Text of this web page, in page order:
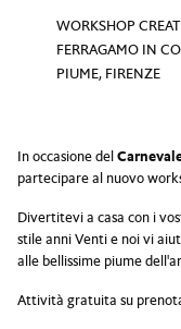
WORKSHOP
FERRAGAMO IN
PIUME, FIRENZE
In occasione del
partecipare al nuovo
Divertitevi a casa con i
stile anni Venti e noi vi
alle bellissime piume
Attività gratuita su